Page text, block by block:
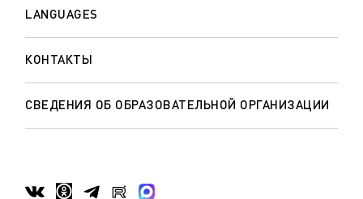
LANGUAGES
КОНТАКТЫ
СВЕДЕНИЯ ОБ ОБРАЗОВАТЕЛЬНОЙ ОРГАНИЗАЦИИ